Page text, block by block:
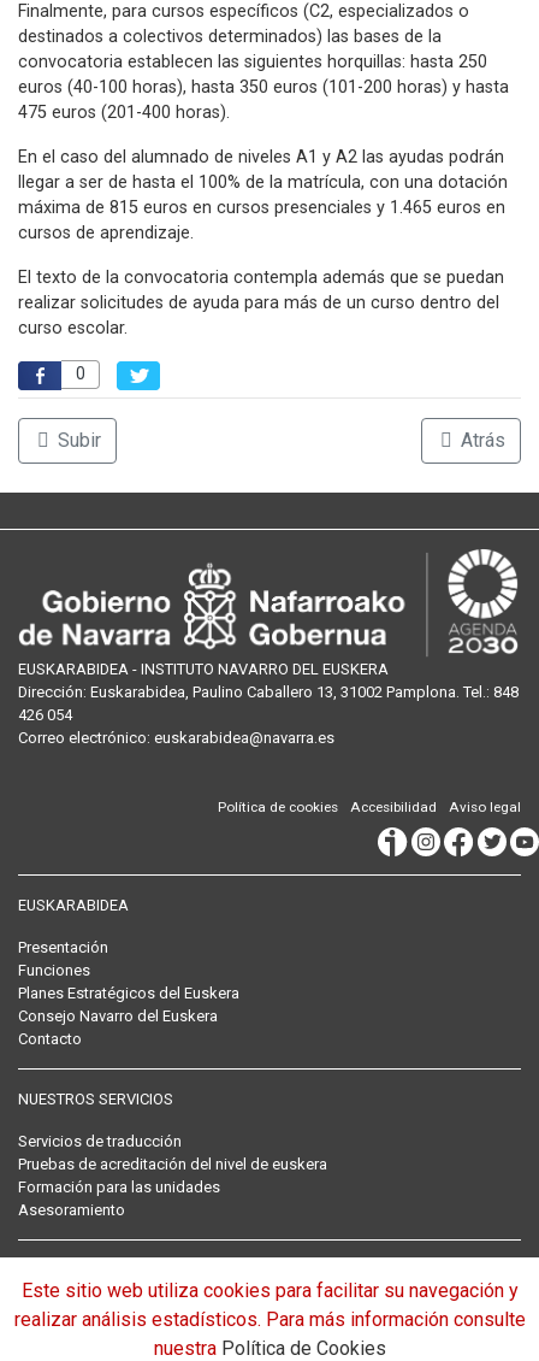
Finalmente, para cursos específicos (C2, especializados o
destinados a colectivos determinados) las bases de la
convocatoria establecen las siguientes horquillas: hasta 250
euros (40-100 horas), hasta 350 euros (101-200 horas) y hasta
475 euros (201-400 horas).
En el caso del alumnado de niveles A1 y A2 las ayudas podrán
llegar a ser de hasta el 100% de la matrícula, con una dotación
máxima de 815 euros en cursos presenciales y 1.465 euros en
cursos de aprendizaje.
El texto de la convocatoria contempla además que se puedan
realizar solicitudes de ayuda para más de un curso dentro del
curso escolar.
0
Atrás
Subir
EUSKARABIDEA - INSTITUTO NAVARRO DEL EUSKERA
Dirección: Euskarabidea, Paulino Caballero 13, 31002 Pamplona . Tel.: 848
426 054
Correo electrónico: euskarabidea@navarra.es
Aviso legal
Accesibilidad
Política de cookies
EUSKARABIDEA
Presentación
Funciones
Planes Estratégicos del Euskera
Consejo Navarro del Euskera
Contacto
NUESTROS SERVICIOS
Servicios de traducción
Pruebas de acreditación del nivel de euskera
Formación para las unidades
Asesoramiento
Normativa
Este sitio web utiliza cookies para facilitar su navegación y
realizar análisis estadísticos. Para más información consulte
nuestra Política de Cookies